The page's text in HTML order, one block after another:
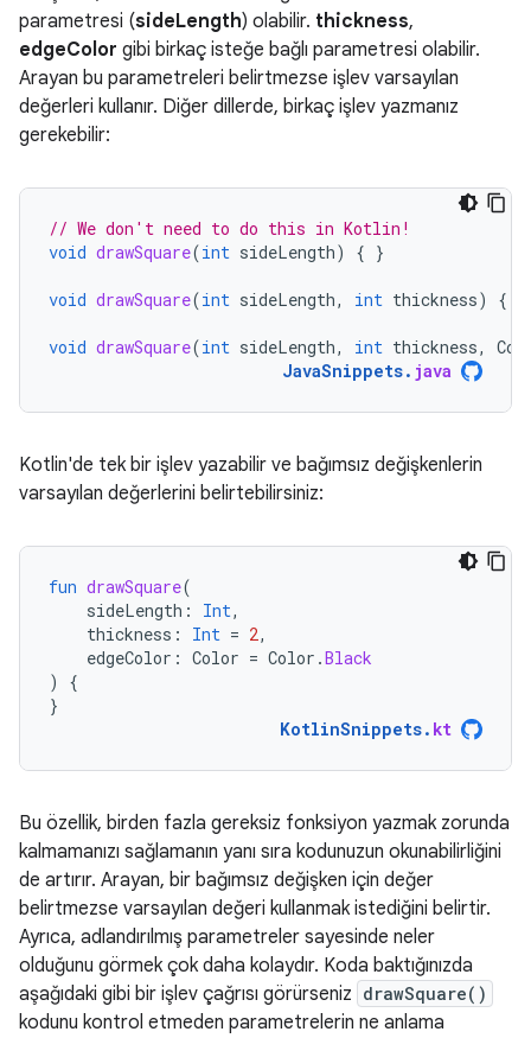
parametresi (sideLength) olabilir. thickness,
edgeColor gibi birkaç isteğe bağlı parametresi olabilir.
Arayan bu parametreleri belirtmezse işlev varsayılan
değerleri kullanır. Diğer dillerde, birkaç işlev yazmanız
gerekebilir:
// We don't need to do this in Kotlin!
void drawSquare(int sideLength) { }
void drawSquare(int sideLength, int thickness) {
void drawSquare(int sideLength, int thickness,
JavaSnippets. java
Kotlin'de tek bir işlev yazabilir ve bağımsız değişkenlerin
varsayılan değerlerini belirtebilirsiniz:
fun drawSquare(
sideLength : Int,
thickness : Int = 2,
edgeColor : Color = Color .Black
)
{
}
KotlinSnippets. kt
Bu özellik, birden fazla gereksiz fonksiyon yazmak zorunda
kalmamanızı sağlamanın yanı sıra kodunuzun okunabilirliğini
de artırır. Arayan, bir bağımsız değişken için değer
belirtmezse varsayılan değeri kullanmak istediğini belirtir.
Ayrıca, adlandırılmış parametreler sayesinde neler
olduğunu görmek çok daha kolaydır. Koda baktığınızda
aşağıdaki gibi bir işlev çağrısı görürseniz drawSquare()
kodunu kontrol etmeden parametrelerin ne anlama